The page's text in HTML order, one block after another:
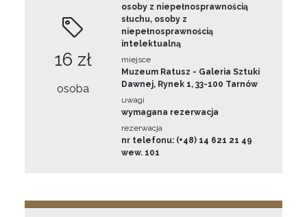
16 zł
osoba
osoby z niepełnosprawnością
słuchu, osoby z
niepełnosprawnością
intelektualną
miejsce
Muzeum Ratusz - Galeria Sztuki
Dawnej, Rynek 1, 33-100 Tarnów
uwagi
wymagana rezerwacja
rezerwacja
nr telefonu: (+48) 14 621 21 49
wew. 101